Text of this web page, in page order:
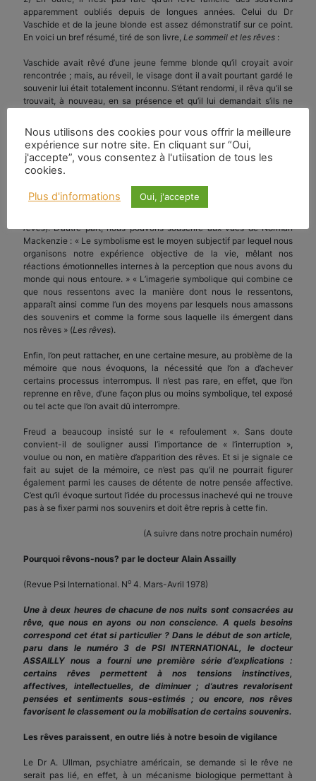
apparemment oubliés depuis de longues années. Celui du Dr
Vaschide et de la jeune blonde est assez démonstratif sur ce point.
En voici un bref résumé, tiré de son livre, Le sommeil et les rêves :
Vaschide avait rêvé d’une jeune femme blonde qu’il croyait avoir
rencontrée ; mais, au réveil, le visage dont il avait pourtant gardé le
souvenir lui était totalement inconnu. S’étant rendormi, il rêva qu’il se
trouvait, à nouveau, en sa présence et qu’il lui demandait s’ils ne
vous des bains de mer de Pornic ! » S’étant alors réveillé, Vaschide
se rappela très bien l’avoir vue sur cette plage.
De telles réminiscences jouent un rôle capital dans les rêves
prémonitoires conjoncturels (non prophétiques). En fait, ces liens
entre nos rêves et notre mémoire n’ont donc rien qui puisse
surprendre. D’une part, « dans l’état de rêve, c’est le souvenir qui
rêves). D’autre part, nous pouvons souscrire aux vues de Norman
Mackenzie : « Le symbolisme est le moyen subjectif par lequel nous
organisons notre expérience objective de la vie, mêlant nos
réactions émotionnelles internes à la perception que nous avons du
monde qui nous entoure. » « L’imagerie symbolique qui combine ce
que nous ressentons avec la manière dont nous le ressentons,
apparaît ainsi comme l’un des moyens par lesquels nous amassons
des souvenirs et comme la forme sous laquelle ils émergent dans
nos rêves » (Les rêves).
Enfin, l’on peut rattacher, en une certaine mesure, au problème de la
mémoire que nous évoquons, la nécessité que l’on a d’achever
certains processus interrompus. Il n’est pas rare, en effet, que l’on
reprenne en rêve, d’une façon plus ou moins symbolique, tel exposé
ou tel acte que l’on avait dû interrompre.
Freud a beaucoup insisté sur le « refoulement ». Sans doute
convient-il de souligner aussi l’importance de « l’interruption »,
voulue ou non, en matière d’apparition des rêves. Et si je signale ce
fait au sujet de la mémoire, ce n’est pas qu’il ne pourrait figurer
également parmi les causes de détente de notre pensée affective.
C’est qu’il évoque surtout l’idée du processus inachevé qui ne trouve
pas à se fixer parmi nos souvenirs et doit être repris à cette fin.
(A suivre dans notre prochain numéro)
Pourquoi rêvons-nous? par le docteur Alain Assailly
(Revue Psi International. No 4. Mars-Avril 1978)
Une à deux heures de chacune de nos nuits sont consacrées au
rêve, que nous en ayons ou non conscience. A quels besoins
correspond cet état si particulier ? Dans le début de son article,
paru dans le numéro 3 de PSI INTERNATIONAL, le docteur
ASSAILLY nous a fourni une première série d’explications :
certains rêves permettent à nos tensions instinctives,
affectives, intellectuelles, de diminuer ; d’autres revalorisent
pensées et sentiments sous-estimés ; ou encore, nos rêves
favorisent le classement ou la mobilisation de certains souvenirs.
Les rêves paraissent, en outre liés à notre besoin de vigilance
Le Dr A. Ullman, psychiatre américain, se demande si le rêve ne
serait pas lié, en effet, à un mécanisme biologique permettant à
Nous utilisons des cookies pour vous offrir la meilleure
expérience sur notre site. En cliquant sur “Oui,
j'accepte”, vous consentez à l'utiisation de tous les
cookies.
Plus d'informations Oui, j'accepte